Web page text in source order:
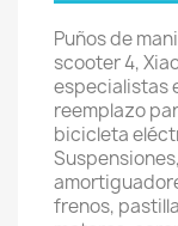
Puños de
scooter 4,
especialistas
reemplazo
bicicleta
frenos,